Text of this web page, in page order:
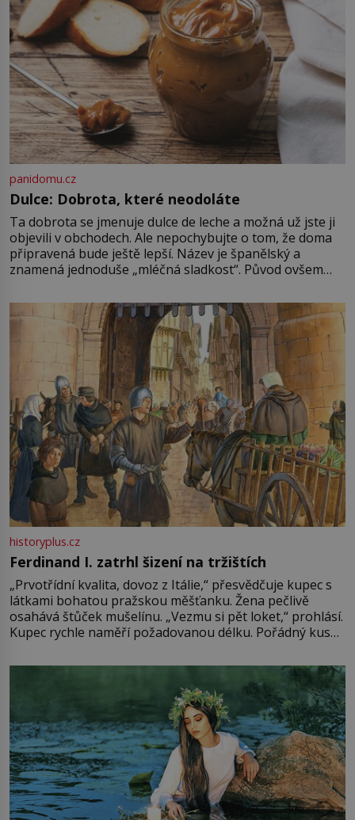
najdeme v rumunské vesnici
Sapanta, nedaleko hranic […]
panidomu.cz
Dulce: Dobrota, které neodoláte
Ta dobrota se jmenuje dulce de leche a možná už jste ji
objevili v obchodech. Ale nepochybujte o tom, že doma
připravená bude ještě lepší. Název je španělský a
znamená jednoduše „mléčná sladkost“. Původ ovšem
pře hned několik latinskoamerických zemí a k tomu
Francie, kde se traduje,
historyplus.cz
Ferdinand I. zatrhl šizení na tržištích
„Prvotřídní kvalita, dovoz z Itálie,“ přesvědčuje kupec s
látkami bohatou pražskou měšťanku. Žena pečlivě
osahává štůček mušelínu. „Vezmu si pět loket,“ prohlásí.
Kupec rychle naměří požadovanou délku. Pořádný kus
milostpaní. Stačí jenom na sukni,“ zhodnotí švadlena
množství růžového mušelínu. „Ošidili vás, podívejte.“